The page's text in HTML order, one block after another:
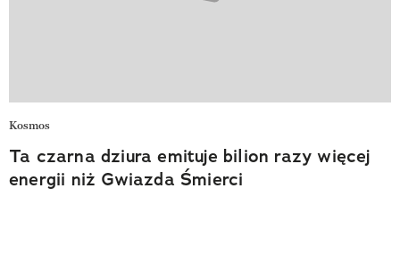
Kosmos
Ta czarna dziura emituje bilion razy więcej
energii niż Gwiazda Śmierci